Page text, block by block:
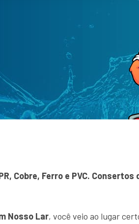
Cobre, Ferro e PVC.
Nosso Lar, você veio ao lugar